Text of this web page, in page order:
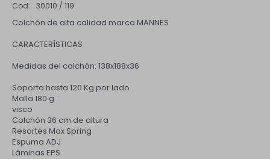
30010 / 119
Colchón de alta calidad marca MANNES
CARACTERÍSTICAS
Medidas del colchón: 138x188x36
Soporta hasta 120 Kg por lado
Malla 180 g
visco
Colchón 36 cm de altura
Resortes Max Spring
Espuma ADJ
Láminas EPS